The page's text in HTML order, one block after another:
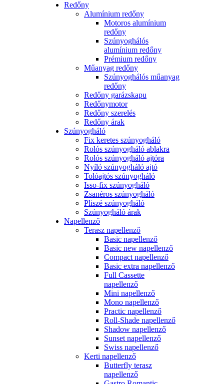
Redőny
Alumínium redőny
Motoros alumínium
redőny
Szúnyoghálós
alumínium redőny
Prémium redőny
Műanyag redőny
Szúnyoghálós műanyag
redőny
Redőny garázskapu
Redőnymotor
Redőny szerelés
Redőny árak
Szúnyogháló
Fix keretes szúnyogháló
Rolós szúnyogháló ablakra
Rolós szúnyogháló ajtóra
Nyíló szúnyogháló ajtó
Tolóajtós szúnyogháló
Isso-fix szúnyogháló
Zsanéros szúnyogháló
Pliszé szúnyogháló
Szúnyogháló árak
Napellenző
Terasz napellenző
Basic napellenző
Basic new napellenző
Compact napellenző
Basic extra napellenző
Full Cassette
napellenző
Mini napellenző
Mono napellenző
Practic napellenző
Roll-Shade napellenző
Shadow napellenző
Sunset napellenző
Swiss napellenző
Kerti napellenző
Butterfly terasz
napellenző